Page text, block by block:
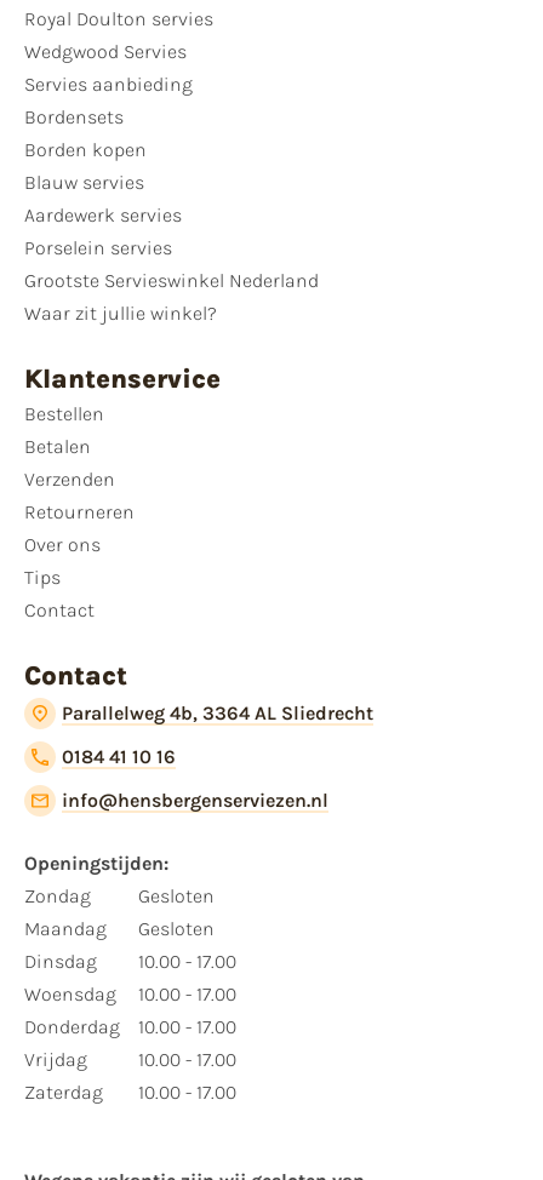
Royal Doulton servies
Wedgwood Servies
Servies aanbieding
Bordensets
Borden kopen
Blauw servies
Aardewerk servies
Porselein servies
Grootste Servieswinkel Nederland
Waar zit jullie winkel?
Klantenservice
Bestellen
Betalen
Verzenden
Retourneren
Over ons
Tips
Contact
Contact
Parallelweg 4b, 3364 AL Sliedrecht
0184 41 10 16
info@hensbergenserviezen.nl
Openingstijden:
Zondag
Maandag
Dinsdag
Woensdag
Donderdag
Vrijdag
Zaterdag
Gesloten
Gesloten
10.00 - 17.00
10.00 - 17.00
10.00 - 17.00
10.00 - 17.00
10.00 - 17.00